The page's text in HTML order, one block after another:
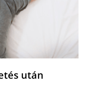
után